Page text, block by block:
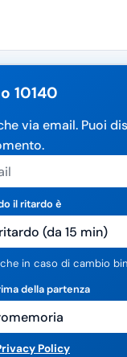
10140
via email. Puoi
il ritardo è
in caso di cambio
della partenza
Policy